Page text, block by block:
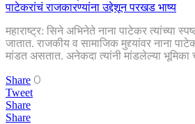
महाराष्ट्र: सिने अभिनेते नाना पाटेकर त्यांच्या
जातात. राजकीय व सामाजिक मुद्द्यांवर नाना
मांडत असतात. अनेकदा त्यांनी मांडलेल्या भूमिका
Share 0
Tweet
Share
Share